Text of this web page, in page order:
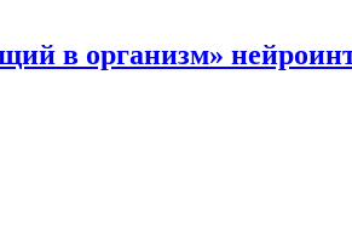
в организм»